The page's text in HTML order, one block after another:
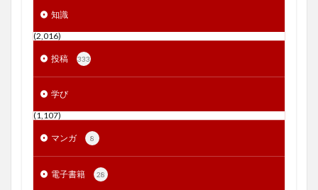
知識
(2,016)
投稿 333
学び
(1,107)
マンガ 8
電子書籍 28